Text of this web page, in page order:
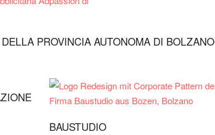
PROVINCIA AUTONOMA DI BOLZANO
BAUSTUDIO